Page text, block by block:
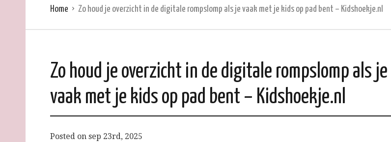
Home Zo houd je overzicht in de digitale rompslomp als je vaak met je kids op pad bent – Kidshoekje.nl
Zo houd je overzicht in de digitale rompslomp als je
vaak met je kids op pad bent – Kidshoekje.nl
Posted on sep 23rd, 2025